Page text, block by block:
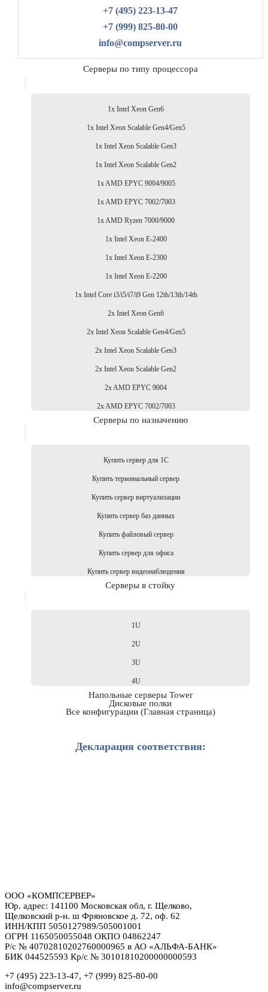
+7 (495) 223-13-47
+7 (999) 825-80-00
info@compserver.ru
Серверы по типу процессора
1x Intel Xeon Gen6
1x Intel Xeon Scalable Gen4/Gen5
1x Intel Xeon Scalable Gen3
1x Intel Xeon Scalable Gen2
1x AMD EPYC 9004/9005
1x AMD EPYC 7002/7003
1x AMD Ryzen 7000/9000
1x Intel Xeon E-2400
1x Intel Xeon E-2300
1x Intel Xeon E-2200
1x Intel Core i3/i5/i7/i9 Gen 12th/13th/14th
2x Intel Xeon Gen6
2x Intel Xeon Scalable Gen4/Gen5
2x Intel Xeon Scalable Gen3
2x Intel Xeon Scalable Gen2
2x AMD EPYC 9004
2x AMD EPYC 7002/7003
Серверы по назначению
Купить сервер для 1С
Купить терминальный сервер
Купить сервер виртуализации
Купить сервер баз данных
Купить файловый сервер
Купить сервер для офиса
Купить сервер видеонаблюдения
Серверы в стойку
1U
2U
3U
4U
Напольные серверы Tower
Дисковые полки
Все конфигурации (Главная страница)
Декларация соответствия:
ООО «КОМПСЕРВЕР»
Юр. адрес: 141100 Московская обл, г. Щелково,
Щелковский р-н. ш Фряновское д. 72, оф. 62
ИНН/КПП 5050127989/505001001
ОГРН 1165050055048 ОКПО 04862247
Р/с № 40702810202760000965 в АО «АЛЬФА-БАНК»
БИК 044525593 Кр/с № 30101810200000000593
+7 (495) 223-13-47, +7 (999) 825-80-00
info@compserver.ru